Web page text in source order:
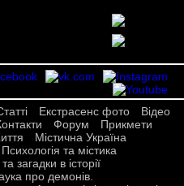
Екстрасенс фото
Відео
Форум
Прикмети
Містична Україна
Психологія та містика
загадки в історії
про демонів.